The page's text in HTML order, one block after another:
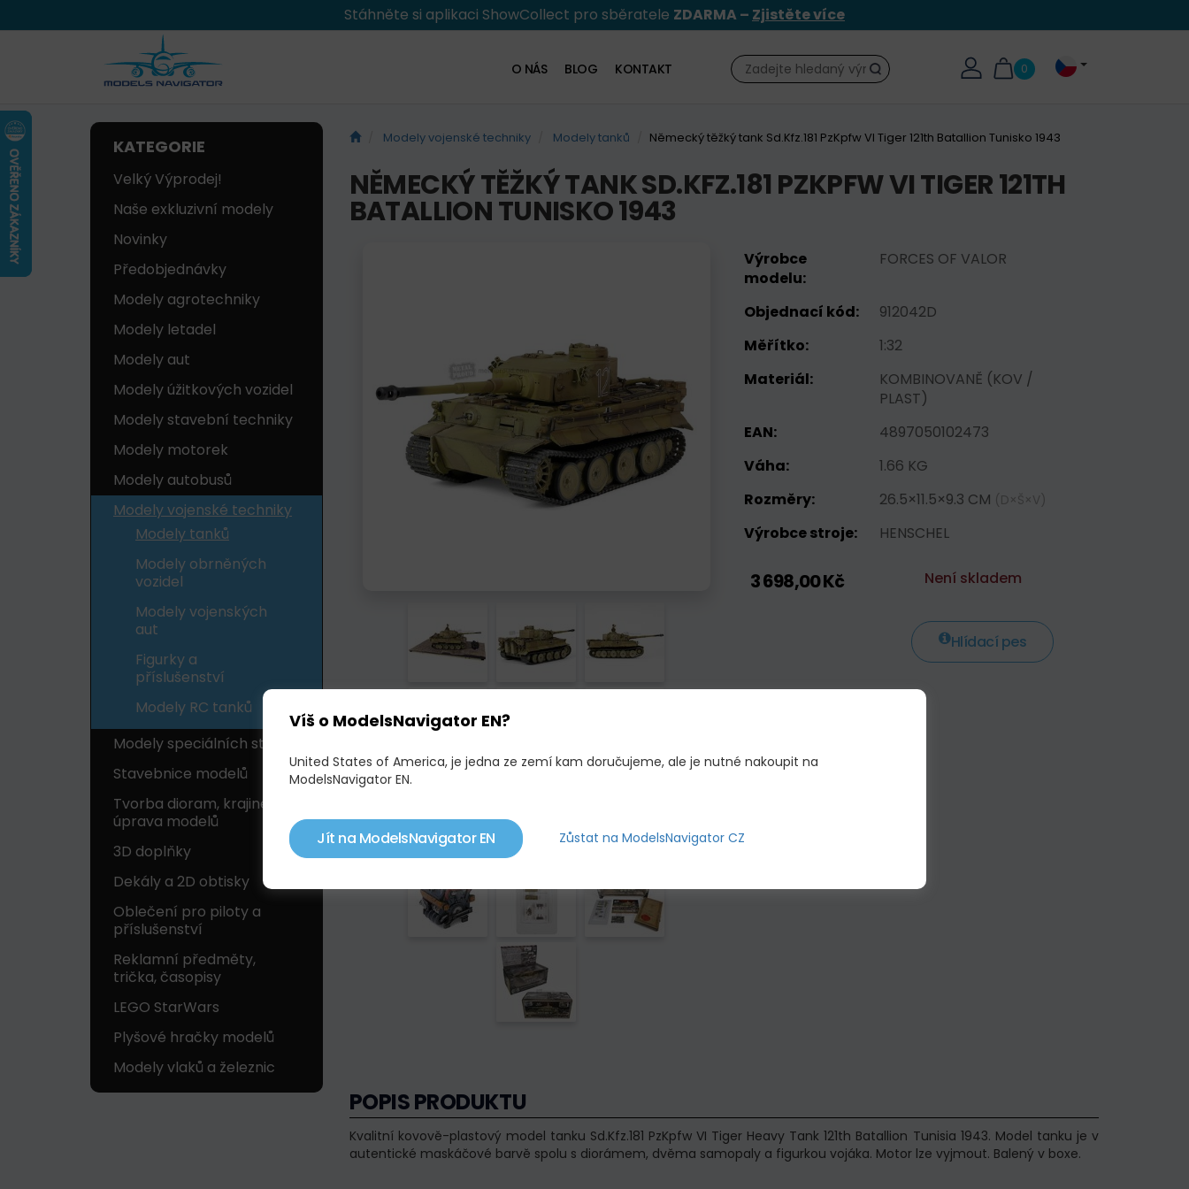
Stáhněte si aplikaci ShowCollect pro sběratele ZDARMA – Zjistěte více
0
Hledat
O NÁS BLOG KONTAKT
KATEGORIE
Velký Výprodej!
Naše exkluzivní modely
Novinky
Předobjednávky
Modely agrotechniky
Modely letadel
Modely aut
Modely úžitkových vozidel
Modely stavební techniky
Modely motorek
Modely autobusů
Modely vojenské techniky
Modely tanků
Modely obrněných
vozidel
Modely vojenských
aut
Figurky a
příslušenství
Modely RC tanků
Modely speciálních strojů
Stavebnice modelů
Tvorba dioram, krajinek a
úprava modelů
3D doplňky
Dekály a 2D obtisky
Oblečení pro piloty a
příslušenství
Reklamní předměty,
trička, časopisy
LEGO StarWars
Plyšové hračky modelů
Modely vlaků a železnic
Modely vojenské techniky Modely tanků Německý těžký tank Sd.Kfz.181 PzKpfw VI Tiger 121th Batallion Tunisko 1943
NĚMECKÝ TĚŽKÝ TANK SD.KFZ.181 PZKPFW VI TIGER 121TH
BATALLION TUNISKO 1943
Výrobce
modelu:
FORCES OF VALOR
Objednací kód:
912042D
Měřítko:
1:32
Materiál:
KOMBINOVANĚ (KOV /
PLAST)
EAN:
4897050102473
Váha:
1.66 KG
Rozměry:
26.5×11.5×9.3 CM (D×Š×V)
Výrobce stroje: HENSCHEL
3 698,00 Kč Není skladem
Hlídací pes
POPIS PRODUKTU
Kvalitní kovově-plastový model tanku Sd.Kfz.181 PzKpfw VI Tiger Heavy Tank 121th Batallion Tunisia 1943. Model tanku je v
autentické maskáčové barvě spolu s diorámem, dvěma samopaly a figurkou vojáka. Motor lze vyjmout. Balený v boxe.
Víš o ModelsNavigator EN?
United States of America, je jedna ze zemí kam doručujeme, ale je nutné nakoupit na
ModelsNavigator EN.
Jít na ModelsNavigator EN Zůstat na ModelsNavigator CZ